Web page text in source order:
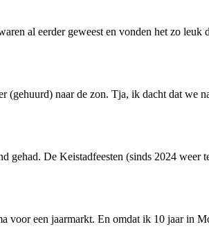
al eerder geweest en vonden het zo
(gehuurd) naar de zon. Tja, ik dacht dat we
gehad. De Keistadfeesten (sinds 2024
voor een jaarmarkt. En omdat ik 10 jaar in